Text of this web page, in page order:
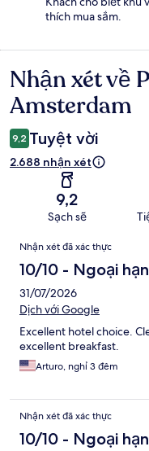
thích mua sắm.
Nhận
xét
Nhận xét về
Amsterdam
9,2 Tuyệt vời
2.688 nhận xét
9,2
Sạch sẽ
Nhận
xét
Nhận xét đã xác thực
10/10 - Ngoại
31/07/2026
Dịch với Google
Excellent hotel choice.
excellent breakfast.
Arturo, nghỉ 3 đêm
Nhận xét đã xác thực
10/10 - Ngoại